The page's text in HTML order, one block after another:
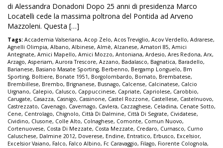
di Alessandra Donadoni Dopo 25 anni di presidenza Marco
Locatelli cede la massima poltrona del Pontida ad Arveno
Mazzoleni. Questa […]
Tags: Accademia Valseriana, Acop Zelo, Acos Treviglio, Acov Verdello, Adrarese,
Agnelli Olimpia, Albano, Albinese, Almè, Alzanese, Amatori 85, Amici
Antegnate, Amici Mapello, Amici Mozzo, Antoniana, Ardesio, Ares Redona, Arx,
Arzago, Asperiam, Aurora Trescore, Azzano, Badalasco, Bagnatica, Baradello,
Barianese, Basiano Masate Sporting, Berbenno, Bergamp Longuelo, Bm
Sporting, Boltiere, Bonate 1951, Borgolombardo, Bornato, Brembatese,
Brembillese, Brembo, Brignanese, Busnago, Calcense, Calcinatese, Calcio
Urgnano, Calepio, Calusco, Cappuccinese, Capriate, Capriolese, Carobbio,
Carugate, Casazza, Casnigo, Cassinone, Castel Rozzone, Castellese, Castelnuovo,
Castrezzato, Cavenago, Cavernago, Cavlera, Cazzaghese, Celadina, Cenate Sotto,
Cene, Centrolago, Chignolo, Città Di Dalmine, Città Di Segrate, Cividatese,
Cividino, Clusone, Colle Alto, Colnaghese, Comonte, Comun Nuovo,
Cortenuovese, Costa Di Mezzate, Costa Mezzate, Credaro, Curnasco, Curno
Caluschese, Dalmine 2012, Doverese, Endine, Entratico, Erbusco, Excelsior,
Excelsior Vaiano, Falco, Falco Albino, Fc Caravaggio, Filago, Fiorente Colognola,